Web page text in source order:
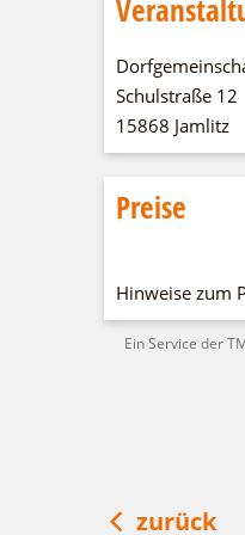
Schulstraße 12
15868 Jamlitz
Preise
Hinweise zum
Ein Service der
zurück